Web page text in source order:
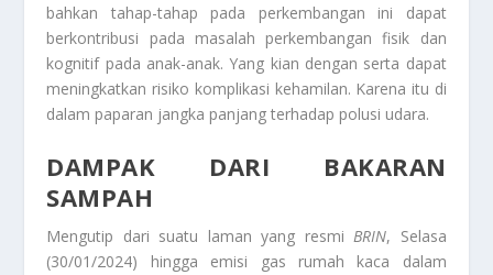
bahkan tahap-tahap pada perkembangan ini dapat
berkontribusi pada masalah perkembangan fisik dan
kognitif pada anak-anak. Yang kian dengan serta dapat
meningkatkan risiko komplikasi kehamilan. Karena itu di
dalam paparan jangka panjang terhadap polusi udara.
DAMPAK DARI BAKARAN
SAMPAH
Mengutip dari suatu laman yang resmiBRIN, Selasa
(30/01/2024) hingga emisi gas rumah kaca dalam